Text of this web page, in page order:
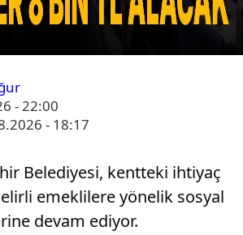
- 22:00
- 18:17
Belediyesi, kentteki ihtiyaç
emeklilere yönelik sosyal
devam ediyor.